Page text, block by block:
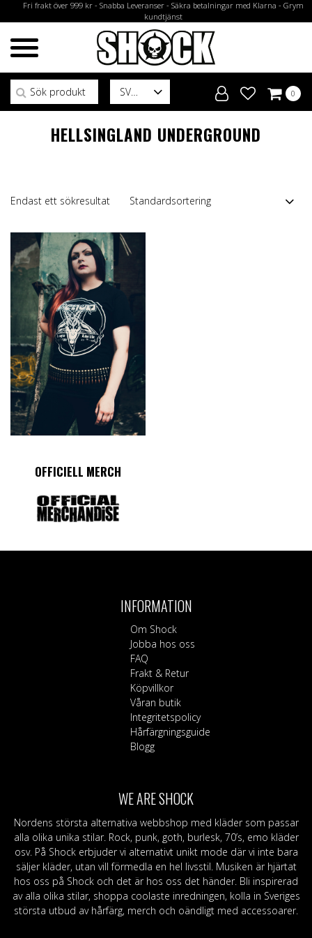
Fri frakt över 999 kr - Snabba Leveranser - Säkra betalningar med Klarna - Grym
kundtjänst
SV
Sök efter:
0
HELLSINGLAND UNDERGROUND
Endast ett sökresultat
OFFICIELL MERCH
INFORMATION
Om Shock
Jobba hos oss
FAQ
Frakt & Retur
Köpvillkor
Våran butik
Integritetspolicy
Hårfärgningsguide
Blogg
WE ARE SHOCK
Nordens största alternativa webbshop med kläder som passar
alla olika unika stilar. Rock, punk, goth, burlesk, 70’s, emo kläder
osv. På Shock erbjuder vi alternativt unikt mode där vi inte bara
säljer kläder, utan vill förmedla en hel livsstil. Musiken är hjärtat
hos oss på Shock och det är hos oss det händer. Bli inspirerad
av alla olika stilar, shoppa coolaste inredningen, kolla in Sveriges
största utbud av hårfärg, merch och oändligt med accessoarer.